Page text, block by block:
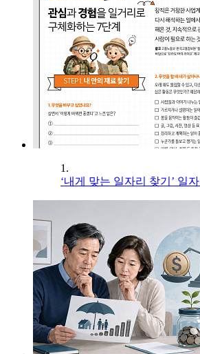
1.
‘내게 맞는 일자리 찾기’ 일